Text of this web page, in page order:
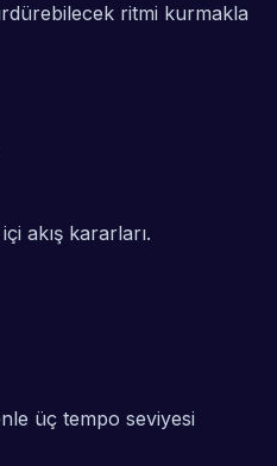
ritmi kurmakla
akış kararları.
üç tempo seviyesi